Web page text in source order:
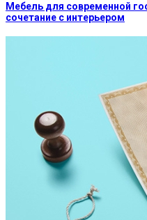
Мебель для современной
сочетание с интерьером